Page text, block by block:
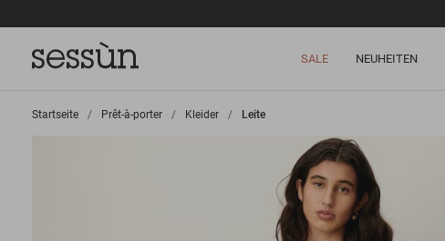
SALE NEUHEITEN
Startseite >
Prêt-à-porter >
Kleider >
Leite